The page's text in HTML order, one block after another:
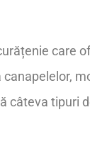
care
câteva tipuri